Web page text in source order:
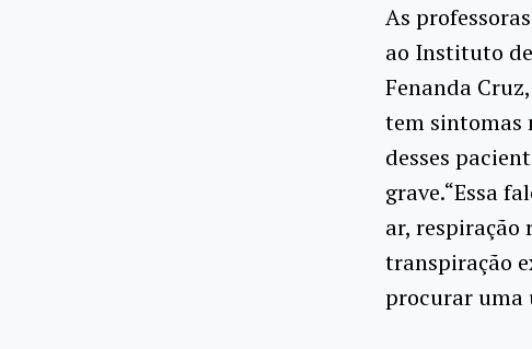
As
ao Instituto
Fenanda
tem sintomas
desses
grave.“Essa
ar, respiração
transpiração
procurar uma